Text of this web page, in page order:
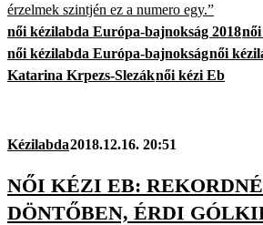
érzelmek szintjén ez a numero egy.”
női kézilabda Európa-bajnokság 2018
női kézilabda Európa-bajnokságnői
Katarina Krpezs-Slezáknői kézi Eb
Kézilabda2018.12.16. 20:51
NŐI KÉZI EB:
DÖNTŐBEN, ÉRDI